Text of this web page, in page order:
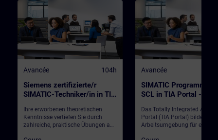
Avancée 104h
Siemens zertifizierte/r
SIMATIC-Techniker/in in TIA
Test)
Ihre erworbenen theoretischen
Kenntnisse vertiefen Sie durch
zahlreiche, praktische Übungen an
Avancée
SIMATIC
SCL in TIA Portal -
(Präsenz-Training)
Das Totally Integrated
Portal (TIA Portal) bildet die
Arbeitsumgebung für ein